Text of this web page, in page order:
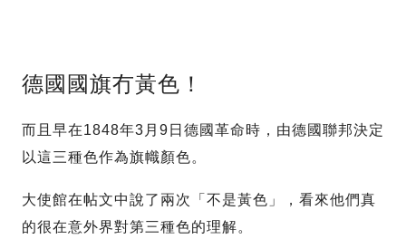
德國國旗冇黃色！
而且早在1848年3月9日德國革命時，由德國聯邦決定
以這三種色作為旗幟顏色。
大使館在帖文中說了兩次「不是黃色」，看來他們真
的很在意外界對第三種色的理解。